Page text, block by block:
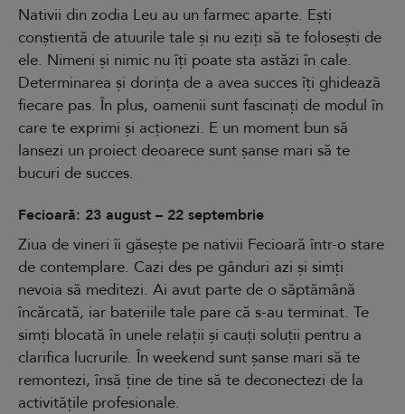
Nativii din zodia Leu au un farmec aparte. Ești
conștientă de atuurile tale și nu eziți să te folosești de
ele. Nimeni și nimic nu îți poate sta astăzi în cale.
Determinarea și dorința de a avea succes îți ghidează
fiecare pas. În plus, oamenii sunt fascinați de modul în
care te exprimi și acționezi. E un moment bun să
lansezi un proiect deoarece sunt șanse mari să te
bucuri de succes.
Fecioară: 23 august – 22 septembrie
Ziua de vineri îi găsește pe nativii Fecioară într-o stare
de contemplare. Cazi des pe gânduri azi și simți
nevoia să meditezi. Ai avut parte de o săptămână
încărcată, iar bateriile tale pare că s-au terminat. Te
simți blocată în unele relații și cauți soluții pentru a
clarifica lucrurile. În weekend sunt șanse mari să te
remontezi, însă ține de tine să te deconectezi de la
activitățile profesionale.